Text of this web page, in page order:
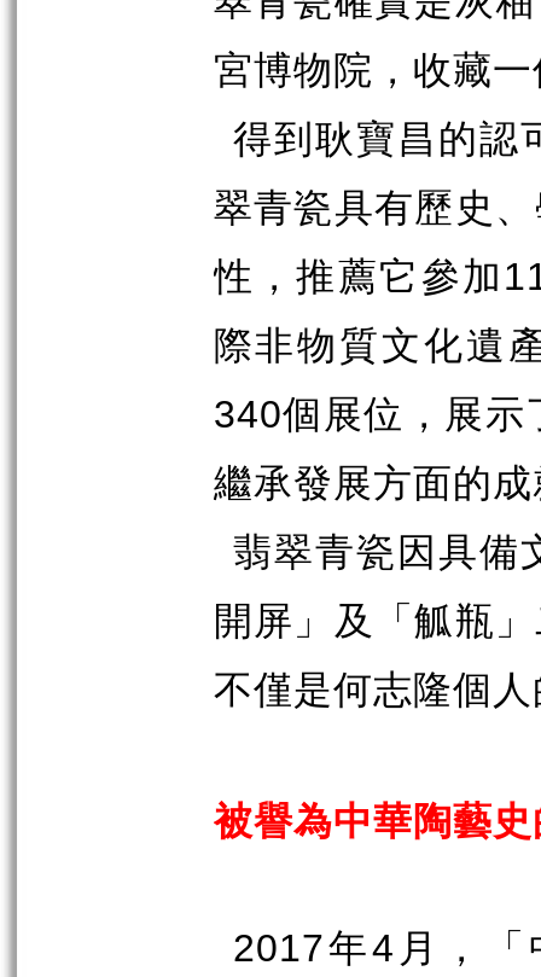
宮博物院，收藏
得到耿寶昌的認
翠青瓷具有歷史
性，推薦它參加
際非物質文化遺
340個展位，展示
繼承發展方面的
翡翠青瓷因具備
開屏」及「觚瓶
不僅是何志隆個
被譽為中華陶藝
2017年4 月，